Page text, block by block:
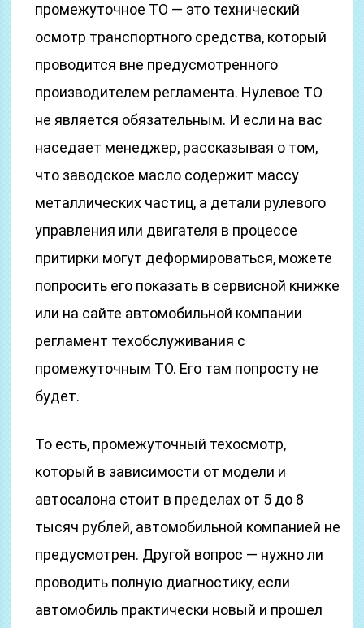
промежуточное ТО — это технический
осмотр транспортного средства, который
проводится вне предусмотренного
производителем регламента. Нулевое ТО
не является обязательным. И если на вас
наседает менеджер, рассказывая о том,
что заводское масло содержит массу
металлических частиц, а детали рулевого
управления или двигателя в процессе
притирки могут деформироваться, можете
попросить его показать в сервисной книжке
или на сайте автомобильной компании
регламент техобслуживания с
промежуточным ТО. Его там попросту не
будет.
То есть, промежуточный техосмотр,
который в зависимости от модели и
автосалона стоит в пределах от 5 до 8
тысяч рублей, автомобильной компанией не
предусмотрен. Другой вопрос — нужно ли
проводить полную диагностику, если
автомобиль практически новый и прошел